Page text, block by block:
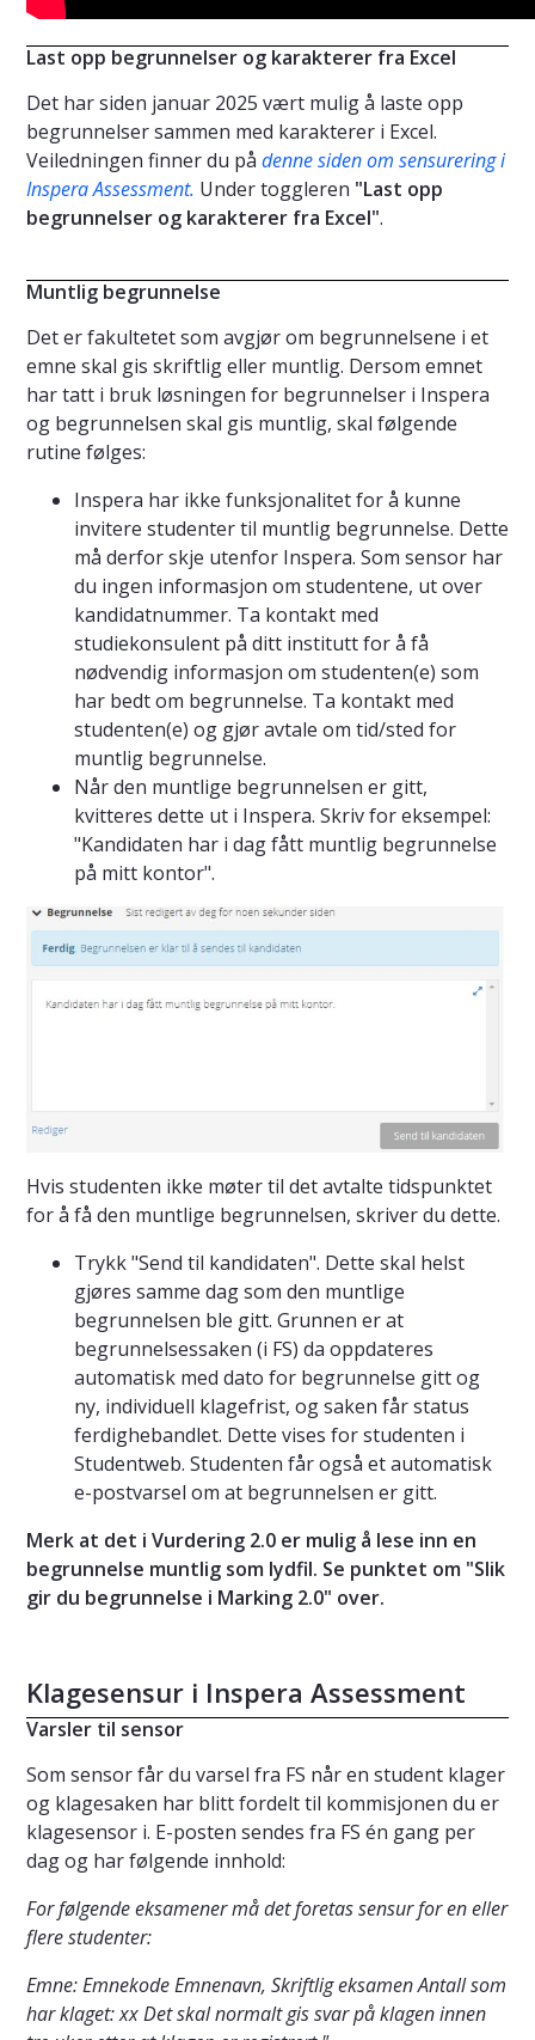
Last opp begrunnelser og karakterer fra Excel
Det har siden januar 2025 vært mulig å laste opp
begrunnelser sammen med karakterer i Excel.
Veiledningen finner du på denne siden om sensurering i
Inspera Assessment. Under toggleren "Last opp
begrunnelser og karakterer fra Excel".
Muntlig begrunnelse
Det er fakultetet som avgjør om begrunnelsene i et
emne skal gis skriftlig eller muntlig. Dersom emnet
har tatt i bruk løsningen for begrunnelser i Inspera
og begrunnelsen skal gis muntlig, skal følgende
rutine følges:
Inspera har ikke funksjonalitet for å kunne
invitere studenter til muntlig begrunnelse. Dette
må derfor skje utenfor Inspera. Som sensor har
du ingen informasjon om studentene, ut over
kandidatnummer. Ta kontakt med
studiekonsulent på ditt institutt for å få
nødvendig informasjon om studenten(e) som
har bedt om begrunnelse. Ta kontakt med
studenten(e) og gjør avtale om tid/sted for
muntlig begrunnelse.
Når den muntlige begrunnelsen er gitt,
kvitteres dette ut i Inspera. Skriv for eksempel:
"Kandidaten har i dag fått muntlig begrunnelse
på mitt kontor".
Hvis studenten ikke møter til det avtalte tidspunktet
for å få den muntlige begrunnelsen, skriver du dette.
Trykk "Send til kandidaten". Dette skal helst
gjøres samme dag som den muntlige
begrunnelsen ble gitt. Grunnen er at
begrunnelsessaken (i FS) da oppdateres
automatisk med dato for begrunnelse gitt og
ny, individuell klagefrist, og saken får status
ferdighebandlet. Dette vises for studenten i
Studentweb. Studenten får også et automatisk
e-postvarsel om at begrunnelsen er gitt.
Merk at det i Vurdering 2.0 er mulig å lese inn en
begrunnelse muntlig som lydfil. Se punktet om "Slik
gir du begrunnelse i Marking 2.0" over.
Klagesensur i Inspera Assessment
Varsler til sensor
Som sensor får du varsel fra FS når en student klager
og klagesaken har blitt fordelt til kommisjonen du er
klagesensor i. E-posten sendes fra FS én gang per
dag og har følgende innhold:
For følgende eksamener må det foretas sensur for en eller
flere studenter:
Emne: Emnekode Emnenavn, Skriftlig eksamen Antall som
har klaget: xx Det skal normalt gis svar på klagen innen